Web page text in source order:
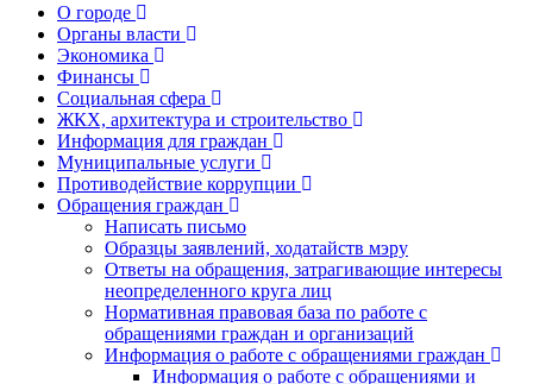
О городе
Органы власти
Экономика
Финансы
Социальная сфера
ЖКХ, архитектура и строительство
Информация для граждан
Муниципальные услуги
Противодействие коррупции
Обращения граждан
Написать письмо
Образцы заявлений, ходатайств мэру
Ответы на обращения, затрагивающие интересы
неопределенного круга лиц
Нормативная правовая база по работе с
обращениями граждан и организаций
Информация о работе с обращениями граждан
Информация о работе с обращениями и